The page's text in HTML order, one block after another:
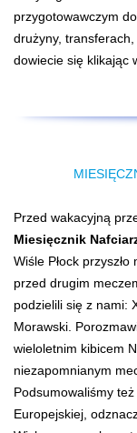
przygotowawczym
drużyny,
dowiecie się klikając
Przed wakacyjną
Miesięcznik
Wiśle Płock
przed drugim
podzielili się z nami:
Morawski.
wieloletnim kibicem
niezapomnianym
Podsumowaliśmy
Europejskiej,